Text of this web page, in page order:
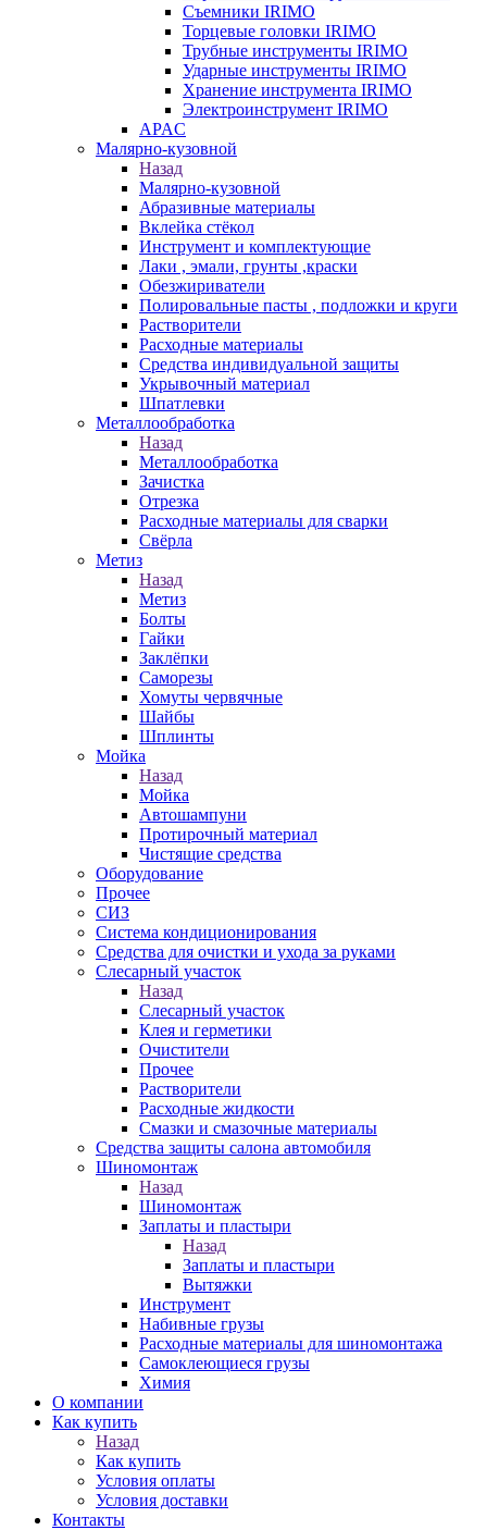
Съемники IRIMO
Торцевые головки IRIMO
Трубные инструменты IRIMO
Ударные инструменты IRIMO
Хранение инструмента IRIMO
Электроинструмент IRIMO
APAC
Малярно-кузовной
Назад
Малярно-кузовной
Абразивные материалы
Вклейка стёкол
Инструмент и комплектующие
Лаки , эмали, грунты ,краски
Обезжириватели
Полировальные пасты , подложки и круги
Растворители
Расходные материалы
Средства индивидуальной защиты
Укрывочный материал
Шпатлевки
Металлообработка
Назад
Металлообработка
Зачистка
Отрезка
Расходные материалы для сварки
Свёрла
Метиз
Назад
Метиз
Болты
Гайки
Заклёпки
Саморезы
Хомуты червячные
Шайбы
Шплинты
Мойка
Назад
Мойка
Автошампуни
Протирочный материал
Чистящие средства
Оборудование
Прочее
СИЗ
Система кондиционирования
Средства для очистки и ухода за руками
Слесарный участок
Назад
Слесарный участок
Клея и герметики
Очистители
Прочее
Растворители
Расходные жидкости
Смазки и смазочные материалы
Средства защиты салона автомобиля
Шиномонтаж
Назад
Шиномонтаж
Заплаты и пластыри
Назад
Заплаты и пластыри
Вытяжки
Инструмент
Набивные грузы
Расходные материалы для шиномонтажа
Самоклеющиеся грузы
Химия
О компании
Как купить
Назад
Как купить
Условия оплаты
Условия доставки
Контакты